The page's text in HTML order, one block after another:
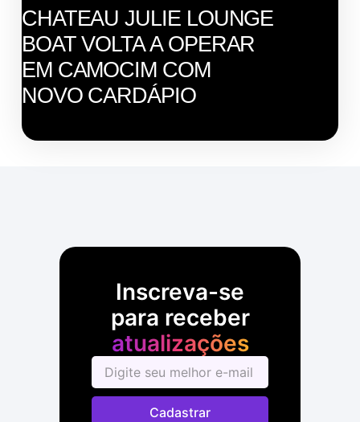
CHATEAU JULIE LOUNGE
BOAT VOLTA A OPERAR
EM CAMOCIM COM
NOVO CARDÁPIO
Inscreva-se
para receber
atualizações
Cadastrar